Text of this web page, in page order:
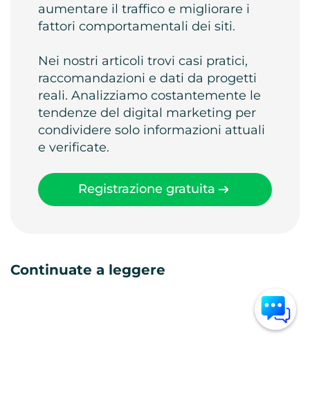
aumentare il traffico e migliorare i
fattori comportamentali dei siti.
Nei nostri articoli trovi casi pratici,
raccomandazioni e dati da progetti
reali. Analizziamo costantemente le
tendenze del digital marketing per
condividere solo informazioni attuali
e verificate.
Registrazione gratuita
Continuate a leggere